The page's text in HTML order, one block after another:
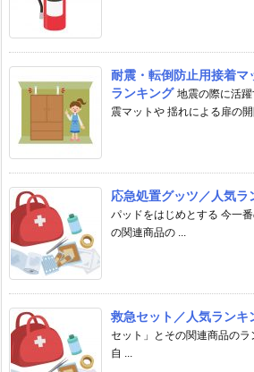
耐震・転倒防止用接着
ランキング 地震の際に活
震マットや 揺れによる扉の
応急処置グッツ／人気ラ
パッドをはじめとする 今一
の関連商品の ...
救急セット／人気ランキ
セット」とその関連商品の
自 ...